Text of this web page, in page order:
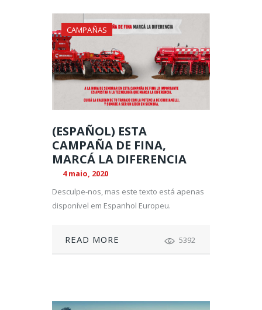
CAMPAÑAS
(ESPAÑOL) ESTA
CAMPAÑA DE FINA,
MARCÁ LA DIFERENCIA
4 maio, 2020
Desculpe-nos, mas este texto está apenas
disponível em Espanhol Europeu.
READ MORE 5392